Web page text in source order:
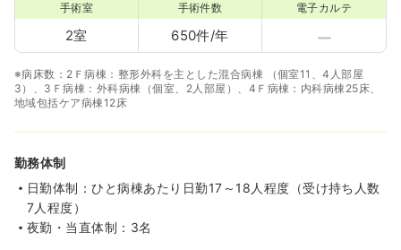
手術室
2室
手術件数
650件/年
電子カルテ
※病床数：2Ｆ病棟：整形外科を主とした混合病棟 （個室11、4人部屋
3）、3Ｆ病棟：外科病棟（個室、2人部屋）、4Ｆ病棟：内科病棟25床、
地域包括ケア病棟12床
勤務体制
日勤体制：ひと病棟あたり日勤17～18人程度（受け持ち人数
7人程度）
夜勤・当直体制：3名